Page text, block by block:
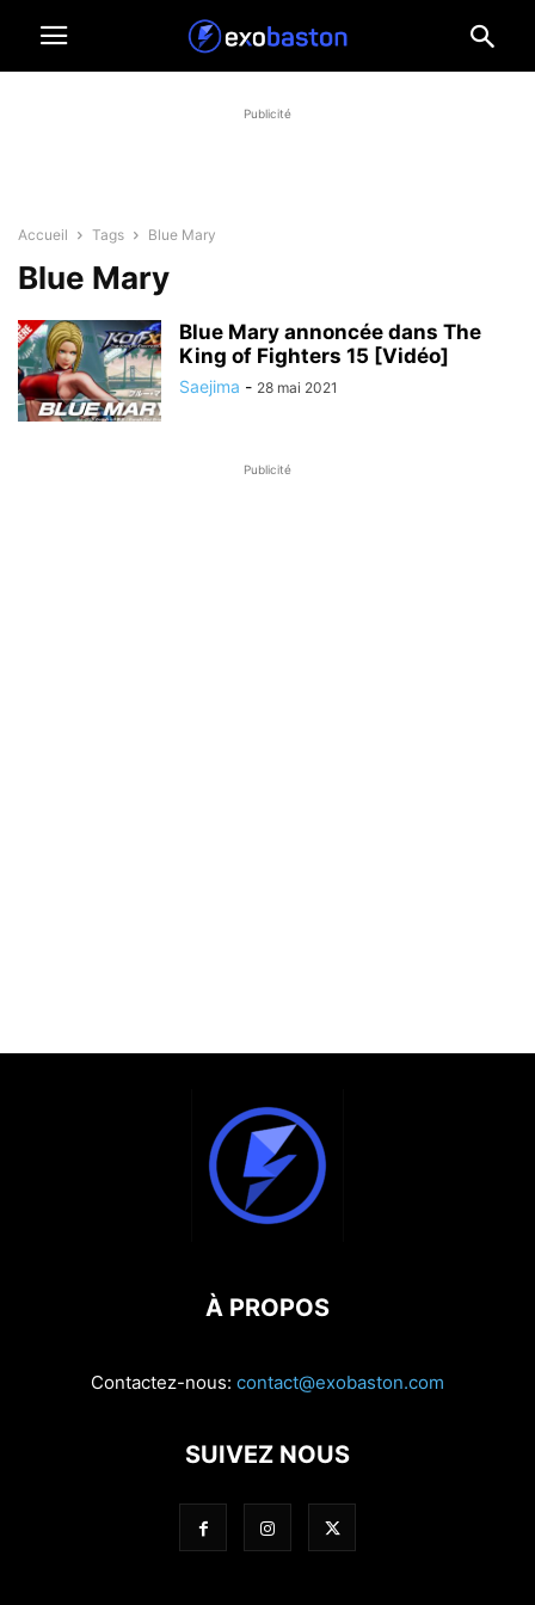
Publicité
Accueil Tags Blue Mary
Blue Mary
Blue Mary annoncée dans The
King of Fighters 15 [Vidéo]
Saejima - 28 mai 2021
Publicité
À PROPOS
Contactez-nous: contact@exobaston.com
SUIVEZ NOUS